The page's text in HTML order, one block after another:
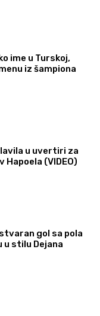
ime u Turskoj,
iz šampiona
u uvertiri za
(VIDEO)
gol sa pola
u stilu Dejana